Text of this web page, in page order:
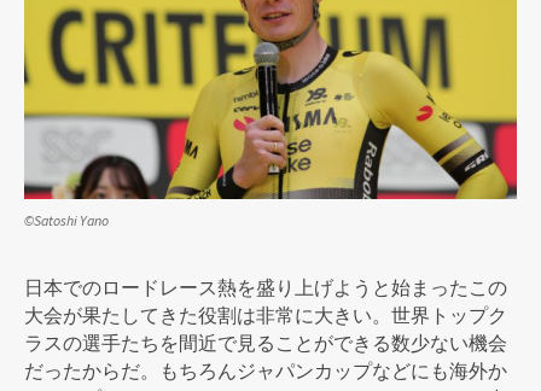
©Satoshi Yano
日本でのロードレース熱を盛り上げようと始まったこの
大会が果たしてきた役割は非常に大きい。世界トップク
ラスの選手たちを間近で見ることができる数少ない機会
だったからだ。もちろんジャパンカップなどにも海外か